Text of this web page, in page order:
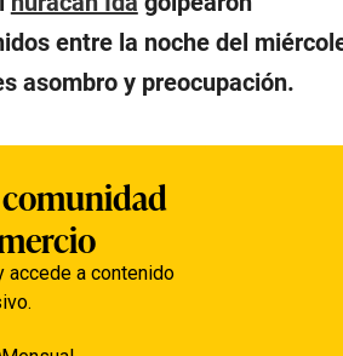
entre la noche del
asombro y preocupación.